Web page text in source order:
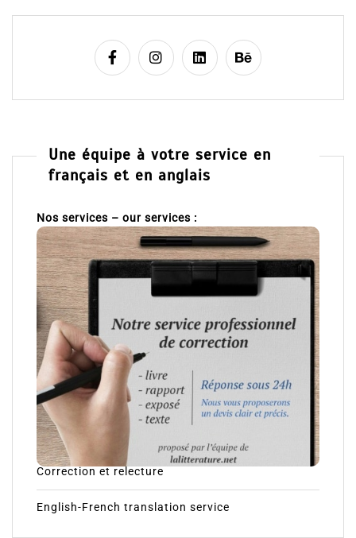
Une équipe à votre service en
français et en anglais
Nos services – our services :
Correction et relecture
English-French translation service